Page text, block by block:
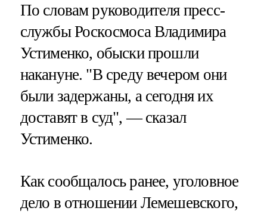
По словам руководителя пресс-
службы Роскосмоса Владимира
Устименко, обыски прошли
накануне​​​. "В среду вечером они
были задержаны, а сегодня их
доставят в суд", — сказал
Устименко.
Как сообщалось ранее, уголовное
дело в отношении Лемешевского,